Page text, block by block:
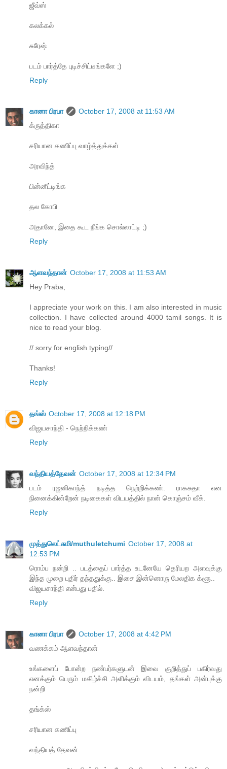
ஜீவ்ஸ்
கலக்கல்
சுரேஷ்
படம் பார்த்தே புடிச்சிட்டீங்களே ;‍)
Reply
கானா பிரபா
October 17, 2008 at 11:53 AM
க்ருத்திகா
சரியான கணிப்பு வாழ்த்துக்கள்
அரவிந்த்
பின்னீட்டிங்க‌
தல கோபி
அதானே, ‍இதை கூட நீங்க சொல்லாட்டி ;‍)
Reply
ஆளவந்தான் October 17, 2008 at 11:53 AM
Hey Praba,
I appreciate your work on this. I am also interested in music
collection. I have collected around 4000 tamil songs. It is
nice to read your blog.
// sorry for english typing//
Thanks!
Reply
தங்ஸ் October 17, 2008 at 12:18 PM
விஜயசாந்தி - நெற்றிக்கண்
Reply
வந்தியத்தேவன் October 17, 2008 at 12:34 PM
படம் ரஜனிகாந்த் நடித்த நெற்றிக்கண். ராகசுதா என
நினைக்கின்றேன் நடிகைகள் விடயத்தில் நான் கொஞ்சம் வீக்.
Reply
முத்துலெட்சுமி/muthuletchumi October 17, 2008 at
12:53 PM
ரொம்ப நன்றி .. படத்தைப் பார்த்த உடனேயே தெரியற அளவுக்கு
இந்த முறை புதிர் தந்ததுக்கு.. இசை இன்னொரு மேலதிக க்ளூ..
விஜயசாந்தி என்பது பதில்.
Reply
கானா பிரபா
October 17, 2008 at 4:42 PM
வணக்கம் ஆளவந்தான்
உங்களைப் போன்ற நண்பர்களுடன் இவை குறித்துப் பகிர்வது
எனக்கும் பெரும் மகிழ்ச்சி அளிக்கும் விடயம், தங்கள் அன்புக்கு
நன்றி
தங்க்ஸ்
சரியான கணிப்பு
வந்தியத் தேவன்